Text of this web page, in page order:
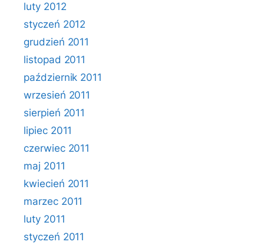
luty 2012
styczeń 2012
grudzień 2011
listopad 2011
październik 2011
wrzesień 2011
sierpień 2011
lipiec 2011
czerwiec 2011
maj 2011
kwiecień 2011
marzec 2011
luty 2011
styczeń 2011